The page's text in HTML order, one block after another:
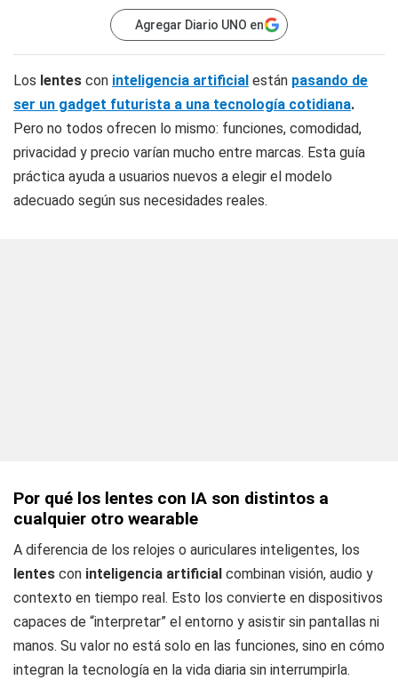
Agregar Diario UNO en
Los lentes con inteligencia artificial están pasando de
ser un gadget futurista a una tecnología cotidiana.
Pero no todos ofrecen lo mismo: funciones, comodidad,
privacidad y precio varían mucho entre marcas. Esta guía
práctica ayuda a usuarios nuevos a elegir el modelo
adecuado según sus necesidades reales.
Por qué los lentes con IA son distintos a
cualquier otro wearable
A diferencia de los relojes o auriculares inteligentes, los
lentes con inteligencia artificial combinan visión, audio y
contexto en tiempo real. Esto los convierte en dispositivos
capaces de “interpretar” el entorno y asistir sin pantallas ni
manos. Su valor no está solo en las funciones, sino en cómo
integran la tecnología en la vida diaria sin interrumpirla.